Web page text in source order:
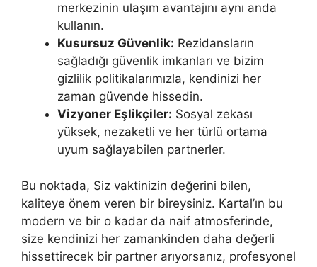
merkezinin ulaşım avantajını aynı anda
kullanın.
Kusursuz Güvenlik: Rezidansların
sağladığı güvenlik imkanları ve bizim
gizlilik politikalarımızla, kendinizi her
zaman güvende hissedin.
Vizyoner Eşlikçiler: Sosyal zekası
yüksek, nezaketli ve her türlü ortama
uyum sağlayabilen partnerler.
Bu noktada, Siz vaktinizin değerini bilen,
kaliteye önem veren bir bireysiniz. Kartal’ın bu
modern ve bir o kadar da naif atmosferinde,
size kendinizi her zamankinden daha değerli
hissettirecek bir partner arıyorsanız, profesyonel